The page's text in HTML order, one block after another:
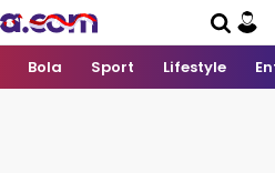
Bola Sport Lifestyle